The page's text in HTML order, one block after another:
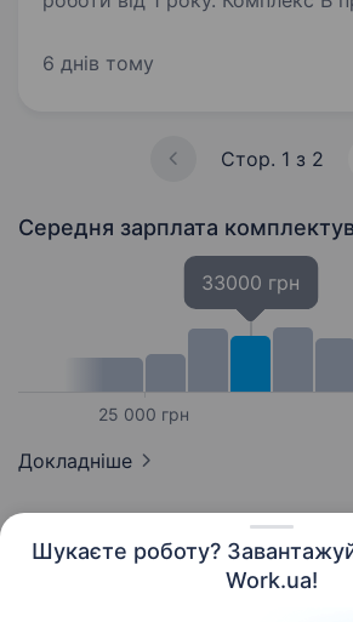
Шукаєте роботу?
Work.ua!
обладнання В звʼязку з розширенням шукаємо
адресного збереження
6 днів тому
Стор. 1 з 2
Середня зарплата
25 000 грн
33000 грн
Докладніше